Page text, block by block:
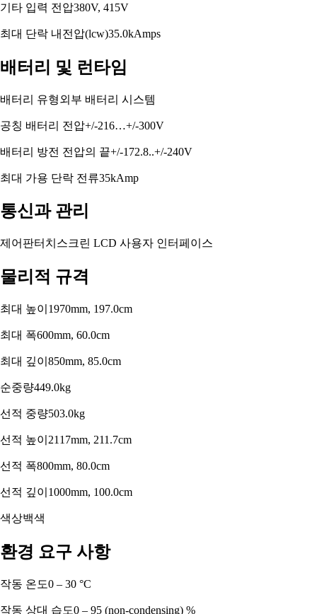
기타 입력 전압380V, 415V
최대 단락 내전압(lcw)35.0kAmps
배터리 및 런타임
배터리 유형외부 배터리 시스템
공칭 배터리 전압+/-216…+/-300V
배터리 방전 전압의 끝+/-172.8..+/-240V
최대 가용 단락 전류35kAmp
통신과 관리
제어판터치스크린 LCD 사용자 인터페이스
물리적 규격
최대 높이 1970mm, 197.0cm
최대 폭600mm, 60.0cm
최대 깊이 850mm, 85.0cm
순중량449.0kg
선적 중량503.0kg
선적 높이 2117mm, 211.7cm
선적 폭800mm, 80.0cm
선적 깊이 1000mm, 100.0cm
색상백색
환경 요구 사항
작동 온도0 – 30 °C
작동 상대 습도0 – 95 (non-condensing) %